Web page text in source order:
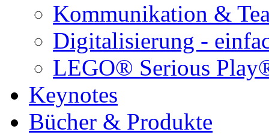
Kommunikation &
Digitalisierung -
LEGO® Serious
Keynotes
Bücher & Produkte